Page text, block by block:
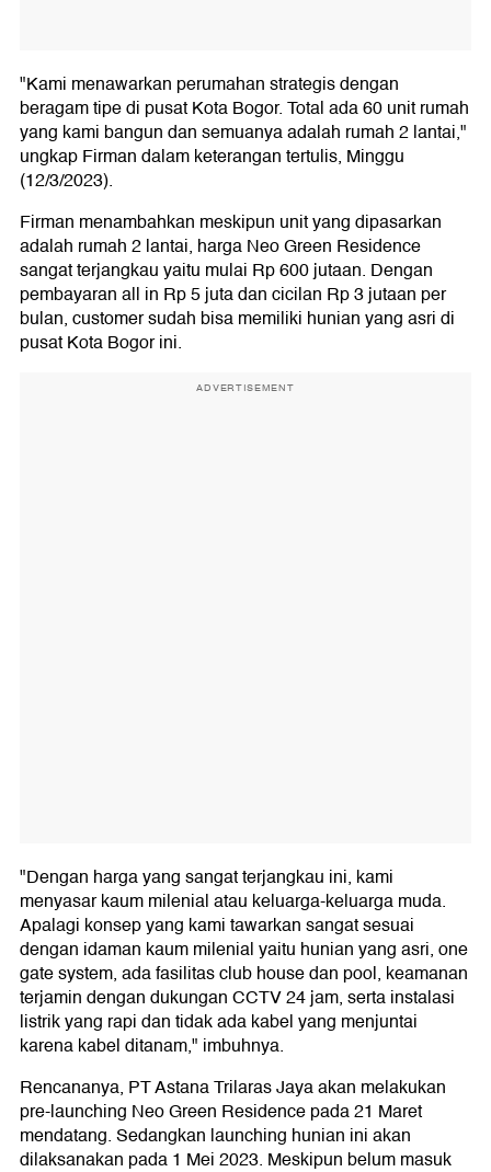
"Kami menawarkan perumahan strategis dengan
beragam tipe di pusat Kota Bogor. Total ada 60 unit rumah
yang kami bangun dan semuanya adalah rumah 2 lantai,"
ungkap Firman dalam keterangan tertulis, Minggu
(12/3/2023).
Firman menambahkan meskipun unit yang dipasarkan
adalah rumah 2 lantai, harga Neo Green Residence
sangat terjangkau yaitu mulai Rp 600 jutaan. Dengan
pembayaran all in Rp 5 juta dan cicilan Rp 3 jutaan per
bulan, customer sudah bisa memiliki hunian yang asri di
pusat Kota Bogor ini.
ADVERTISEMENT
"Dengan harga yang sangat terjangkau ini, kami
menyasar kaum milenial atau keluarga-keluarga muda.
Apalagi konsep yang kami tawarkan sangat sesuai
dengan idaman kaum milenial yaitu hunian yang asri, one
gate system, ada fasilitas club house dan pool, keamanan
terjamin dengan dukungan CCTV 24 jam, serta instalasi
listrik yang rapi dan tidak ada kabel yang menjuntai
karena kabel ditanam," imbuhnya.
Rencananya, PT Astana Trilaras Jaya akan melakukan
pre-launching Neo Green Residence pada 21 Maret
mendatang. Sedangkan launching hunian ini akan
dilaksanakan pada 1 Mei 2023. Meskipun belum masuk